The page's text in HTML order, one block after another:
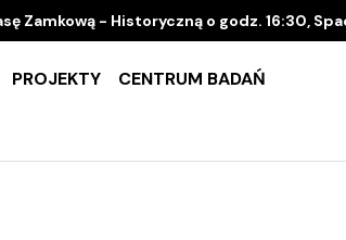
Zamkową - Historyczną o godz. 16:30,
PROJEKTY
CENTRUM BADAŃ